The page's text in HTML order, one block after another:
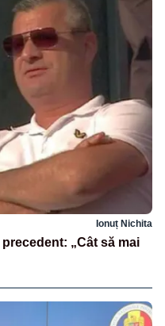
Ionuț Nichita
„Cât să mai